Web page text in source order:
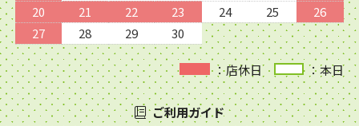
20
21 22 23 24 25
26
27
28 29 30
：店休日 ：本日
ご利用ガイド